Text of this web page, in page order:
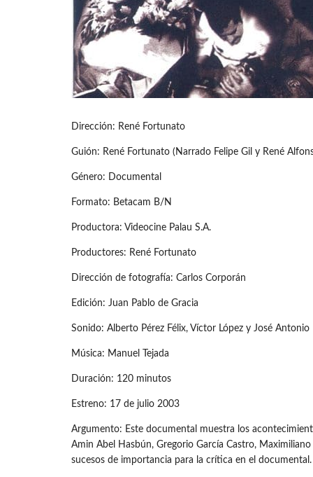
Dirección: René Fortunato
Guión: René Fortunato (Narrado Felipe Gil y René
Género: Documental
Formato: Betacam B/N
Productora: Videocine Palau S.A.
Productores: René Fortunato
Dirección de fotografía: Carlos Corporán
Edición: Juan Pablo de Gracia
Sonido: Alberto Pérez Félix, Víctor López y José Antonio
Música: Manuel Tejada
Duración: 120 minutos
Estreno: 17 de julio 2003
Argumento: Este documental muestra los
Amin Abel Hasbún, Gregorio García Castro,
sucesos de importancia para la crítica en el documental.